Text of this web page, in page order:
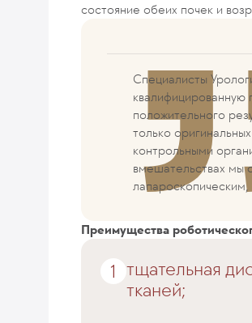
состояние обеих почек и
Специалисты
квалифицированную
положительного
только
контрольными
вмешательствах мы
Преимущества
тщательная
тканей;